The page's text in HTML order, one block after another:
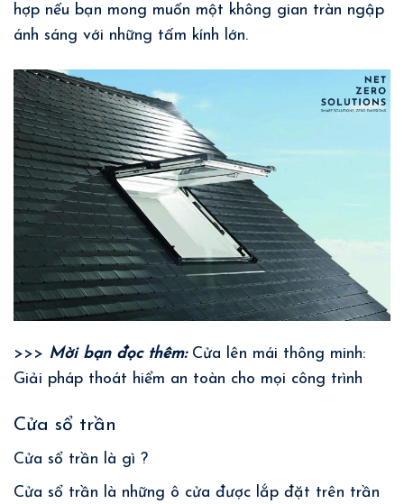
hợp nếu bạn mong muốn một không gian tràn ngập
ánh sáng với những tấm kính lớn.
>>> Mời bạn đọc thêm: Cửa lên mái thông minh:
Giải pháp thoát hiểm an toàn cho mọi công trình
Cửa sổ trần
Cửa sổ trần là gì ?
Cửa sổ trần là những ô cửa được lắp đặt trên trần